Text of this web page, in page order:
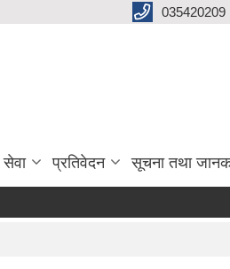
035420209
प्रतिवेदन सूचना तथा